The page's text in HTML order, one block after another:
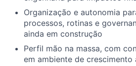
Organização e autonomia
processos, rotinas e
ainda em construção
Perfil mão na massa, com
em ambiente de crescimento